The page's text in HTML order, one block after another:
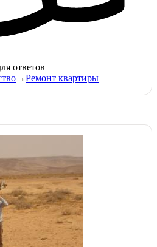
ответов
→Ремонт квартиры